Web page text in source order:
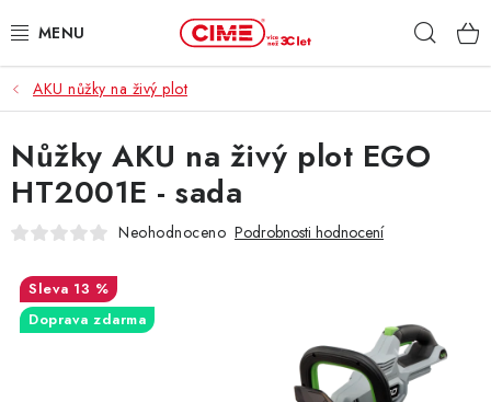
na
ZAHRADA, LES
DÍLNA, STAVBA
MILWAUKEE
PROFI STROJE
AKU nůžky na živý plot
Nůžky AKU na živý plot EGO
HT2001E - sada
Neohodnoceno Podrobnosti hodnocení
13 %
Doprava zdarma